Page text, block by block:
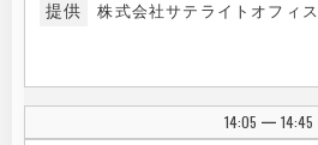
提供 株式会社サテライトオフィス
14:05 | 14:45